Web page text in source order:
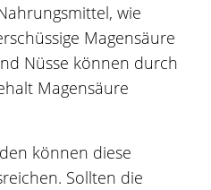
wie
Magensäure
Nüsse können durch
Magensäure
können diese
Sollten die